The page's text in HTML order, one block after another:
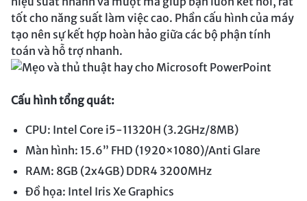
tốt cho năng suất làm việc cao. Phần cấu hình của máy
tạo nên sự kết hợp hoàn hảo giữa các bộ phận tính
toán và hỗ trợ nhanh.
Cấu hình tổng quát:
CPU: Intel Core i5-11320H (3.2GHz/8MB)
Màn hình: 15.6” FHD (1920×1080)/Anti Glare
RAM: 8GB (2x4GB) DDR4 3200MHz
Đồ họa: Intel Iris Xe Graphics